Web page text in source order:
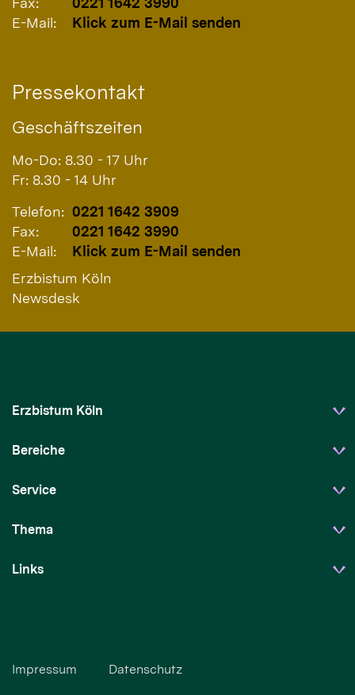
E-Mail:
Klick zum E-Mail senden
Pressekontakt
Geschäftszeiten
Mo-Do: 8.30 - 17 Uhr
Fr: 8.30 - 14 Uhr
Telefon: 0221 1642 3909
Fax:
0221 1642 3990
E-Mail:
Klick zum E-Mail senden
Erzbistum Köln
Newsdesk
Erzbistum Köln
Bereiche
Service
Thema
Links
Impressum Datenschutz